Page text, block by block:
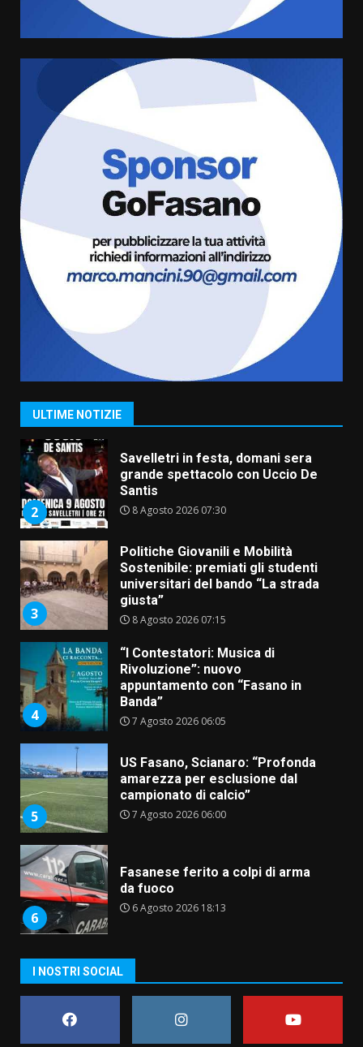
ULTIME NOTIZIE
amarezza per esclusione dal
campionato di calcio”
7 Agosto 2026 06:00
Fasanese ferito a colpi di arma
da fuoco
6 Agosto 2026 18:13
Carta d’identità: continua il piano
di aperture straordinarie del
Comune di Fasano
6 Agosto 2026 14:16
1
La Banda Città di Fasano apre
ufficialmente la Festa di
2
Savelletri in festa, domani sera
grande spettacolo con Uccio De
Santis
8 Agosto 2026 07:30
3
Politiche Giovanili e Mobilità
Sostenibile: premiati gli studenti
universitari del bando “La strada
giusta”
8 Agosto 2026 07:15
4
“I Contestatori: Musica di
Rivoluzione”: nuovo
appuntamento con “Fasano in
Banda”
7 Agosto 2026 06:05
5
US Fasano, Scianaro: “Profonda
amarezza per esclusione dal
campionato di calcio”
7 Agosto 2026 06:00
6
Fasanese ferito a colpi di arma
da fuoco
6 Agosto 2026 18:13
di aperture straordinarie del
Comune di Fasano
6 Agosto 2026 14:16
I NOSTRI SOCIAL